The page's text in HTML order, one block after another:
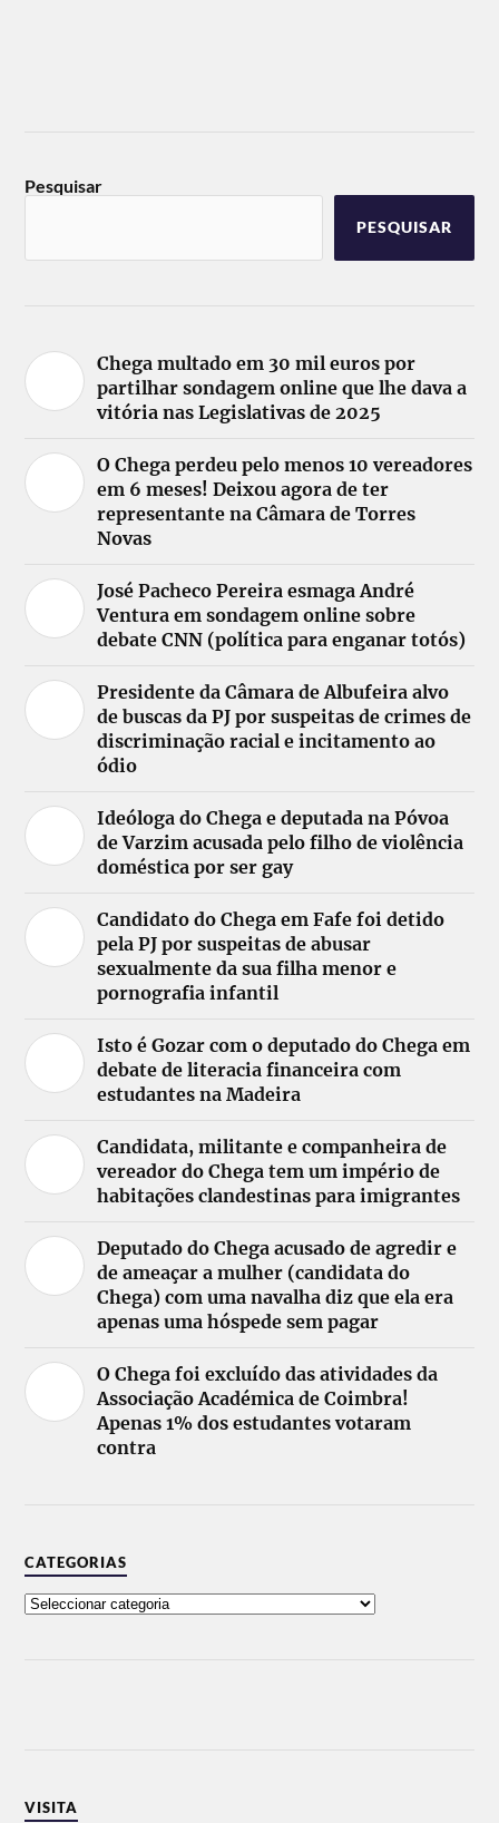
Pesquisar
PESQUISAR
Chega multado em 30 mil euros por
partilhar sondagem online que lhe dava a
vitória nas Legislativas de 2025
O Chega perdeu pelo menos 10 vereadores
em 6 meses! Deixou agora de ter
representante na Câmara de Torres
Novas
José Pacheco Pereira esmaga André
Ventura em sondagem online sobre
debate CNN (política para enganar totós)
Presidente da Câmara de Albufeira alvo
de buscas da PJ por suspeitas de crimes de
discriminação racial e incitamento ao
ódio
Ideóloga do Chega e deputada na Póvoa
de Varzim acusada pelo filho de violência
doméstica por ser gay
Candidato do Chega em Fafe foi detido
pela PJ por suspeitas de abusar
sexualmente da sua filha menor e
pornografia infantil
Isto é Gozar com o deputado do Chega em
debate de literacia financeira com
estudantes na Madeira
Candidata, militante e companheira de
vereador do Chega tem um império de
habitações clandestinas para imigrantes
Deputado do Chega acusado de agredir e
de ameaçar a mulher (candidata do
Chega) com uma navalha diz que ela era
apenas uma hóspede sem pagar
O Chega foi excluído das atividades da
Associação Académica de Coimbra!
Apenas 1% dos estudantes votaram
contra
CATEGORIAS
VISITA